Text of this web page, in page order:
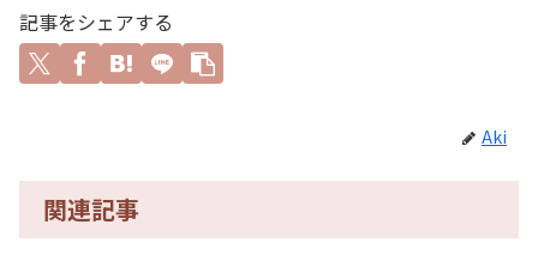
記事をシェアする
Aki
関連記事